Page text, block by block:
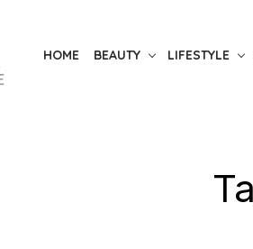
HOME BEAUTY LIFESTYLE